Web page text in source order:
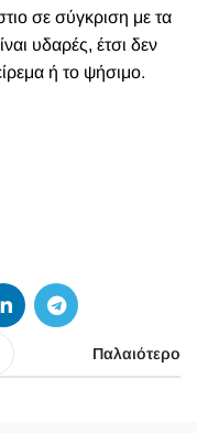
σε σύγκριση με τα
υδαρές, έτσι δεν
ή το ψήσιμο.
Παλαιότερο